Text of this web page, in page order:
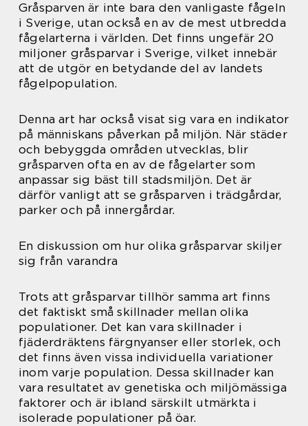
Gråsparven är inte bara den vanligaste fågeln
i Sverige, utan också en av de mest utbredda
fågelarterna i världen. Det finns ungefär 20
miljoner gråsparvar i Sverige, vilket innebär
att de utgör en betydande del av landets
fågelpopulation.
Denna art har också visat sig vara en indikator
på människans påverkan på miljön. När städer
och bebyggda områden utvecklas, blir
gråsparven ofta en av de fågelarter som
anpassar sig bäst till stadsmiljön. Det är
därför vanligt att se gråsparven i trädgårdar,
parker och på innergårdar.
En diskussion om hur olika gråsparvar skiljer
sig från varandra
Trots att gråsparvar tillhör samma art finns
det faktiskt små skillnader mellan olika
populationer. Det kan vara skillnader i
fjäderdräktens färgnyanser eller storlek, och
det finns även vissa individuella variationer
inom varje population. Dessa skillnader kan
vara resultatet av genetiska och miljömässiga
faktorer och är ibland särskilt utmärkta i
isolerade populationer på öar.